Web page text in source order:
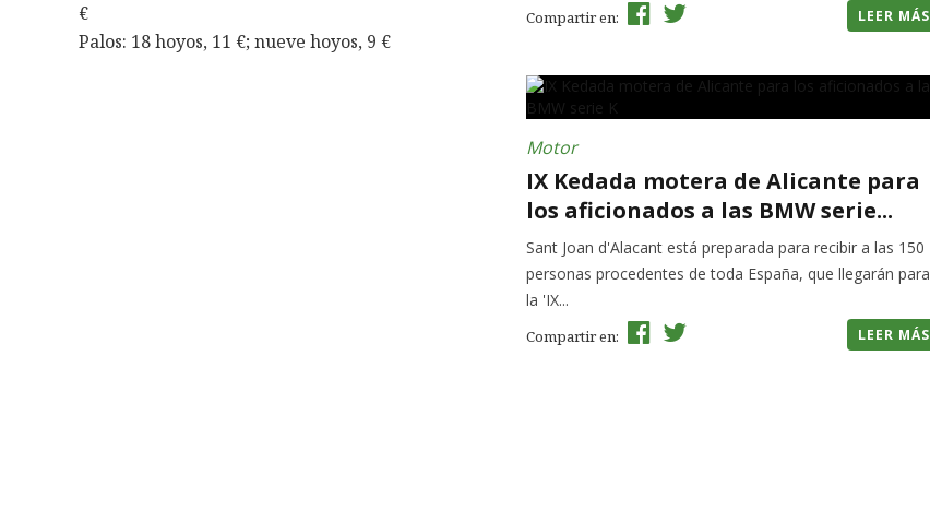
€
Palos: 18 hoyos, 11 €; nueve hoyos, 9 €
Compartir en: LEER MÁS
Motor
IX Kedada motera de Alicante para
los aficionados a las BMW serie...
Sant Joan d'Alacant está preparada para recibir a las 150
personas procedentes de toda España, que llegarán para
la 'IX...
Compartir en: LEER MÁS